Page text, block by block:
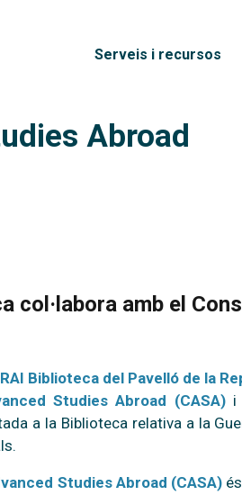
Menú
Serveis i recursos
Abroad
col·labora amb el
Biblioteca del Pavelló de la
Studies Abroad (CASA) i
a la Biblioteca relativa a la
Studies Abroad (CASA)és